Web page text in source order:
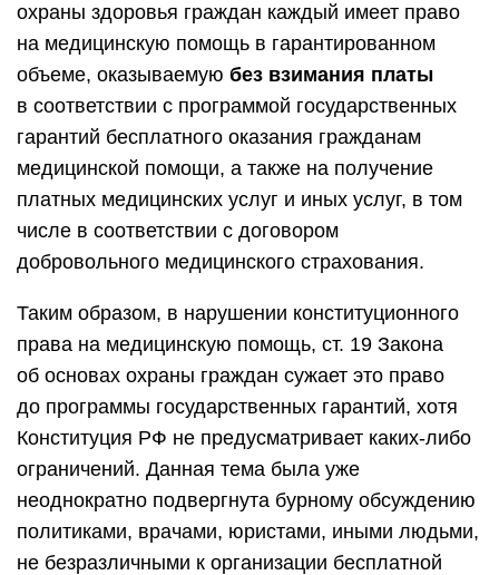
охраны здоровья граждан каждый имеет право
на медицинскую помощь в гарантированном
объеме, оказываемую без взимания платы
в соответствии с программой государственных
гарантий бесплатного оказания гражданам
медицинской помощи, а также на получение
платных медицинских услуг и иных услуг, в том
числе в соответствии с договором
добровольного медицинского страхования.
Таким образом, в нарушении конституционного
права на медицинскую помощь, ст. 19 Закона
об основах охраны граждан сужает это право
до программы государственных гарантий, хотя
Конституция РФ не предусматривает каких-либо
ограничений. Данная тема была уже
неоднократно подвергнута бурному обсуждению
политиками, врачами, юристами, иными людьми,
не безразличными к организации бесплатной